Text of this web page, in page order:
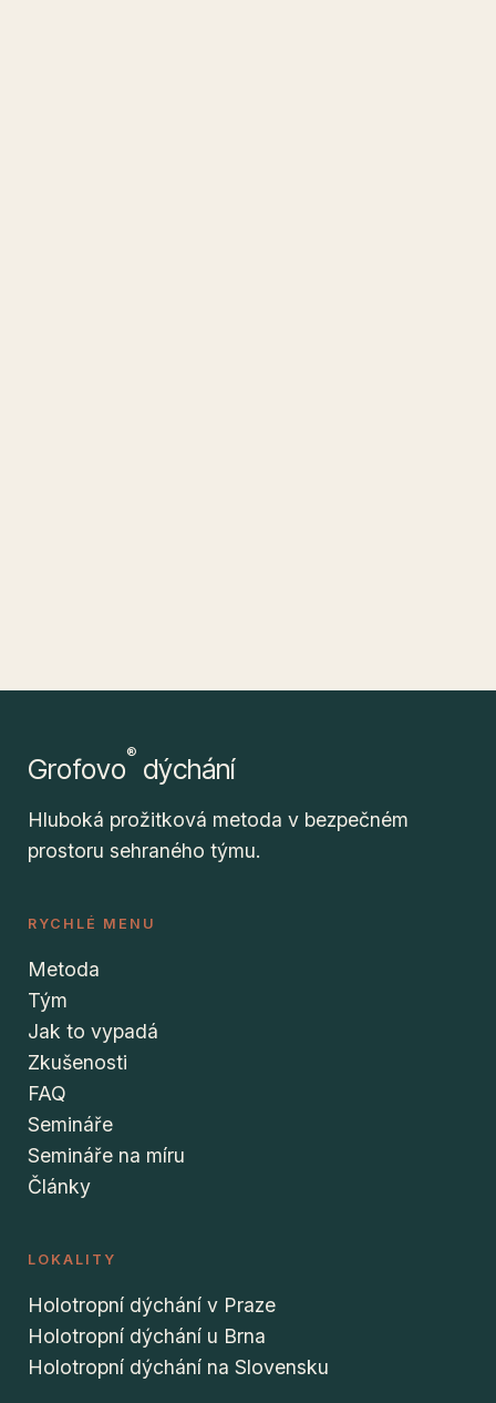
Grofovo® dýchání
Hluboká prožitková metoda v bezpečném
prostoru sehraného týmu.
RYCHLÉ MENU
Metoda
Tým
Jak to vypadá
Zkušenosti
FAQ
Semináře
Semináře na míru
Články
LOKALITY
Holotropní dýchání v Praze
Holotropní dýchání u Brna
Holotropní dýchání na Slovensku